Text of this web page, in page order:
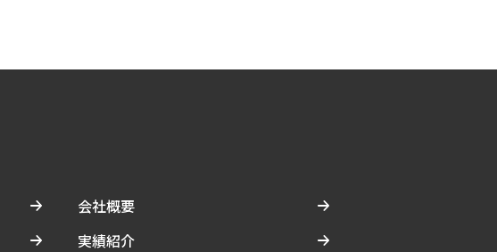
会社概要
実績紹介